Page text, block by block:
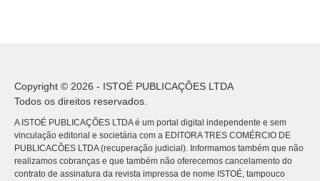
Copyright © 2026 - ISTOÉ PUBLICAÇÕES LTDA
Todos os direitos reservados.
A ISTOÉ PUBLICAÇÕES LTDA é um portal digital independente e sem
vinculação editorial e societária com a EDITORA TRES COMÉRCIO DE
PUBLICACÕES LTDA (recuperação judicial). Informamos também que não
realizamos cobranças e que também não oferecemos cancelamento do
contrato de assinatura da revista impressa de nome ISTOÉ, tampouco